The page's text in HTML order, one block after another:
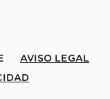
AVISO LEGAL